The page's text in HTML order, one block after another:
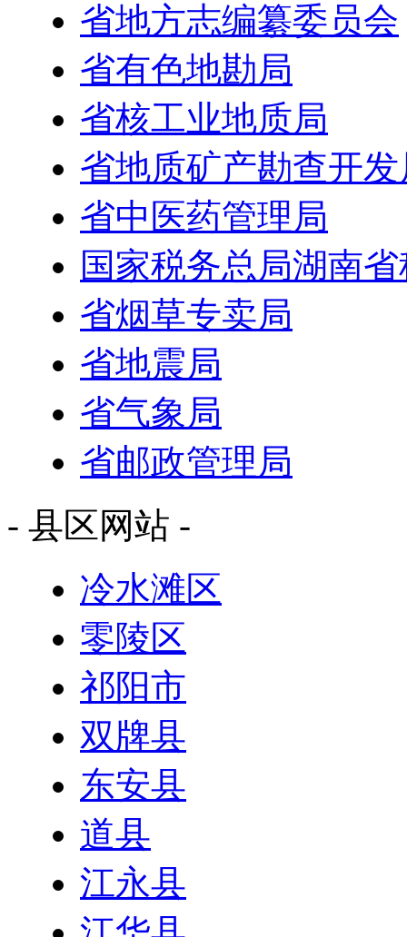
省地方志编纂委员会
省有色地勘局
省核工业地质局
省地质矿产勘查开发
省中医药管理局
国家税务总局湖南
省烟草专卖局
省地震局
省气象局
省邮政管理局
- 县区网站 -
冷水滩区
零陵区
祁阳市
双牌县
东安县
道县
江永县